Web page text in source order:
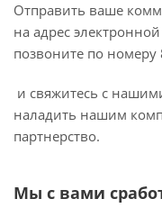
Отправить ваше
на адрес
позвоните по номеру
и свяжитесь с
наладить нашим
партнерство.
Мы с вами